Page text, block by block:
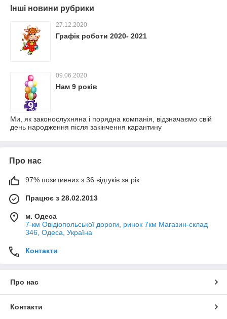
Інші новини рубрики
27.12.2020
Графік роботи 2020- 2021
09.06.2020
Нам 9 років
Ми, як законослухняна і порядна компанія, відзначаємо свій
день народження після закінчення карантину
Про нас
97% позитивних з 36 відгуків за рік
Працює з 28.02.2013
м. Одеса
7-км Овідіопольської дороги, ринок 7км Магазин-склад
346, Одеса, Україна
Контакти
Про нас
Контакти